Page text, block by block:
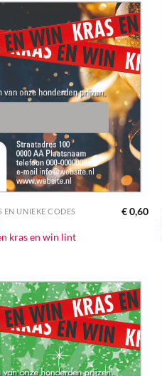
EN UNIEKE CODES
kras en win lint
€0,60